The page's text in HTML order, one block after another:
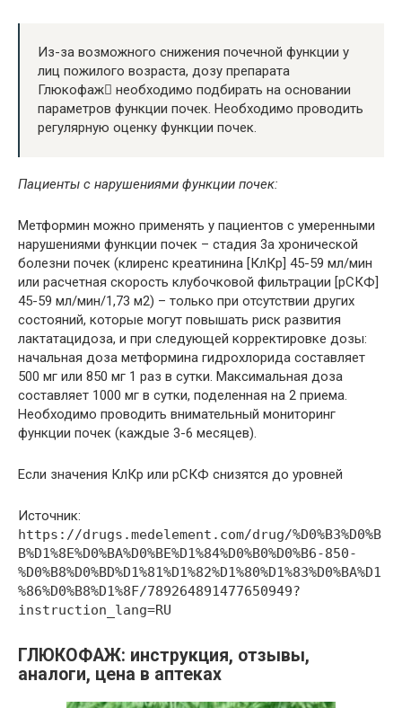
Из-за возможного снижения почечной функции у
лиц пожилого возраста, дозу препарата
Глюкофаж необходимо подбирать на основании
параметров функции почек. Необходимо проводить
регулярную оценку функции почек.
Пациенты с нарушениями функции почек:
Метформин можно применять у пациентов с умеренными
нарушениями функции почек – стадия 3а хронической
болезни почек (клиренс креатинина [КлКр] 45-59 мл/мин
или расчетная скорость клубочковой фильтрации [рСКФ]
45-59 мл/мин/1,73 м2) – только при отсутствии других
состояний, которые могут повышать риск развития
лактатацидоза, и при следующей корректировке дозы:
начальная доза метформина гидрохлорида составляет
500 мг или 850 мг 1 раз в сутки. Максимальная доза
составляет 1000 мг в сутки, поделенная на 2 приема.
Необходимо проводить внимательный мониторинг
функции почек (каждые 3-6 месяцев).
Если значения КлКр или рСКФ снизятся до уровней
Источник:
https://drugs.medelement.com/drug/%D0%B3%D0%B
B%D1%8E%D0%BA%D0%BE%D1%84%D0%B0%D0%B6-850-
%D0%B8%D0%BD%D1%81%D1%82%D1%80%D1%83%D0%BA%D1
%86%D0%B8%D1%8F/789264891477650949?
instruction_lang=RU
ГЛЮКОФАЖ: инструкция, отзывы,
аналоги, цена в аптеках